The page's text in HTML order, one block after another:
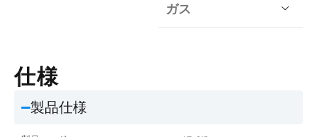
ガス
仕様
製品仕様